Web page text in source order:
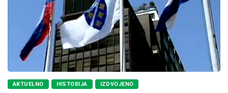
AKTUELNO HISTORIJA IZDVOJENO